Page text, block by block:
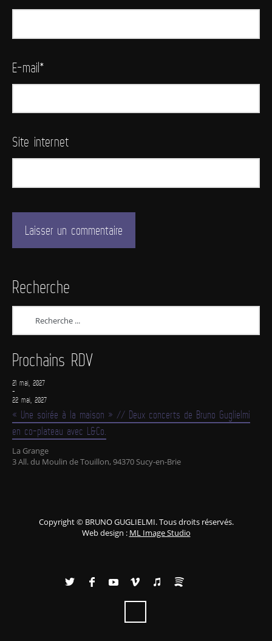
E-mail*
Site internet
Recherche
Prochains RDV
21 mai, 2027
-
22 mai, 2027
« Une soirée à la maison » // Deux concerts de Bruno Guglielmi
en co-plateau avec L&Co.
La Grange
3 All. du Moulin de Touillon, 94370 Sucy-en-Brie
Copyright © BRUNO GUGLIELMI. Tous droits réservés.
Web design : ML Image Studio